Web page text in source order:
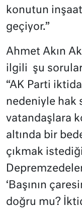
konutun
geçiyor.”
Ahmet Akın
ilgili şu
“AK Parti
nedeniyle hak
vatandaşlara
altında bir
çıkmak
‘Başının
doğru mu?